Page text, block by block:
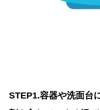
STEP1.容器や洗面台